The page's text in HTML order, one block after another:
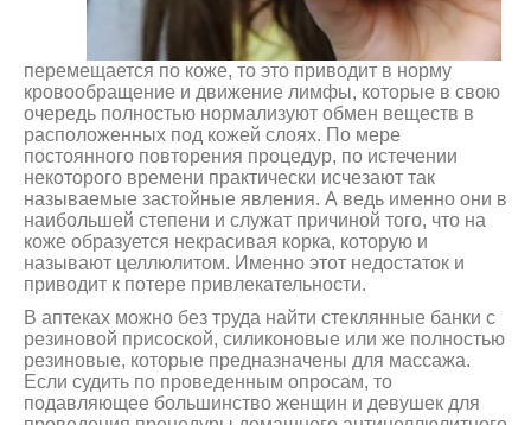
перемещается по коже, то это приводит в норму
кровообращение и движение лимфы, которые в свою
очередь полностью нормализуют обмен веществ в
расположенных под кожей слоях. По мере
постоянного повторения процедур, по истечении
некоторого времени практически исчезают так
называемые застойные явления. А ведь именно они в
наибольшей степени и служат причиной того, что на
коже образуется некрасивая корка, которую и
называют целлюлитом. Именно этот недостаток и
приводит к потере привлекательности.
В аптеках можно без труда найти стеклянные банки с
резиновой присоской, силиконовые или же полностью
резиновые, которые предназначены для массажа.
Если судить по проведенным опросам, то
подавляющее большинство женщин и девушек для